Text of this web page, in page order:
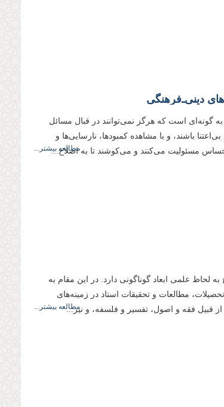
دینى‌ـ‌فرهنگى
گونه‌اى است كه هرگز نمى‌توانند در قبال مسائل
باشند، و با مشاهده كمبودها، نارسایى‌ها و
مسئولیت مى‌كنند و مى‌كوشند تا به اصلاح...
مطالعه بیشتر...
لحاظ علمى ابعاد گوناگونى دارد. در این مقام به
تحصیلات، مطالعات و تحقیقات استاد در زمینه‌هاى
قبیل فقه و اصول، تفسیر و فلسفه، و نیز...مطالعه بیشتر...